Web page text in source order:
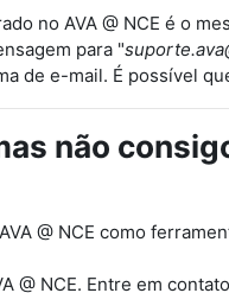
no AVA @ NCE é o
para "
de e-mail. É possível
não
@ NCE como
@ NCE. Entre em